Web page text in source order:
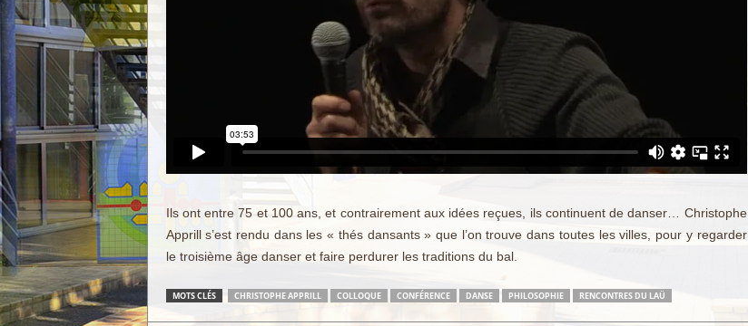
Ils ont entre 75 et 100 ans, et contrairement aux idées reçues, ils continuent de danser… Christophe
Apprill s’est rendu dans les « thés dansants » que l’on trouve dans toutes les villes, pour y regarder
le troisième âge danser et faire perdurer les traditions du bal.
MOTS CLÉS CHRISTOPHE APPRILL COLLOQUE CONFÉRENCE DANSE PHILOSOPHIE RENCONTRES DU LAÜ